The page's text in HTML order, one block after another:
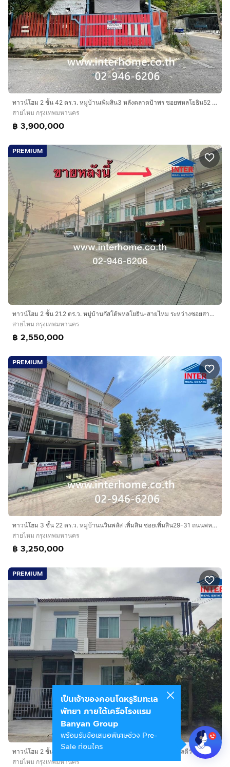
ทาวน์โฮม 2 ชั้น 42 ตร.ว. หมู่บ้านเพิ่มสิน3 หลังตลาดป้าพร ซอยพหลโยธิน52 แยก33 ถนนพหลโยธิน ถนนเทพรักษ์ เขตสายไหม กรุงเทพมหานคร
สายไหม กรุงเทพมหานคร
฿ 3,900,000
PREMIUM
ทาวน์โฮม 2 ชั้น 21.2 ตร.ว. หมู่บ้านกัสโต้พหลโยธิน-สายไหม ระหว่างซอยสายไหม45-1-47 ถนนสายไหม ถนนพหลโยธิน เขตสายไหม กรุงเทพมหานคร
สายไหม กรุงเทพมหานคร
฿ 2,550,000
PREMIUM
ทาวน์โฮม 3 ชั้น 22 ตร.ว. หมู่บ้านนวินพลัส เพิ่มสิน ซอยเพิ่มสิน29-31 ถนนพหลโยธิน ถนนเพิ่มสิน เขตสายไหม กรุงเทพมหานคร
สายไหม กรุงเทพมหานคร
฿ 3,250,000
PREMIUM
สายไหม กรุงเทพมหานคร
เป็นเจ้าของคอนโดหรูริมทะเล
พัทยา ภายใต้เครือโรงแรม
Banyan Group
พร้อมรับข้อเสนอพิเศษช่วง Pre-
Sale ก่อนใคร